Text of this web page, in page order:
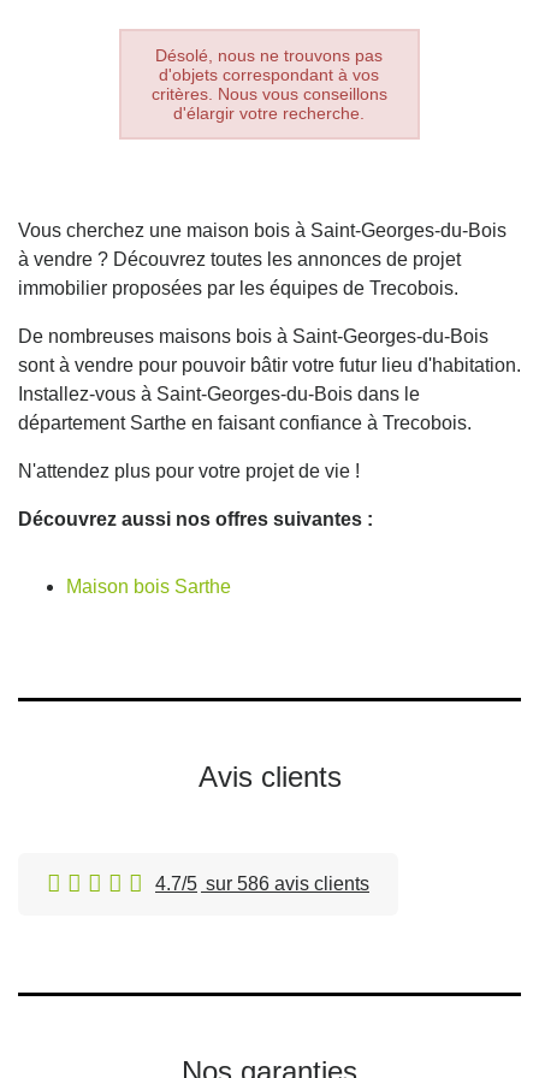
Désolé, nous ne trouvons pas
d'objets correspondant à vos
critères. Nous vous conseillons
d'élargir votre recherche.
Vous cherchez une maison bois à Saint-Georges-du-Bois
à vendre ? Découvrez toutes les annonces de projet
immobilier proposées par les équipes de Trecobois.
De nombreuses maisons bois à Saint-Georges-du-Bois
sont à vendre pour pouvoir bâtir votre futur lieu d'habitation.
Installez-vous à Saint-Georges-du-Bois dans le
département Sarthe en faisant confiance à Trecobois.
N'attendez plus pour votre projet de vie !
Découvrez aussi nos offres suivantes :
Maison bois Sarthe
Avis clients
4.7/5 sur 586 avis clients
Nos garanties